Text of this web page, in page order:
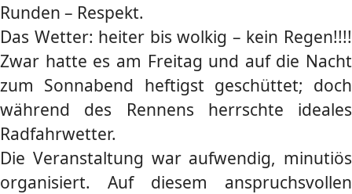
Runden – Respekt.
Das Wetter: heiter bis wolkig – kein Regen!!!!
Zwar hatte es am Freitag und auf die Nacht
zum Sonnabend heftigst geschüttet; doch
während des Rennens herrschte ideales
Radfahrwetter.
Die Veranstaltung war aufwendig, minutiös
organisiert. Auf diesem anspruchsvollen